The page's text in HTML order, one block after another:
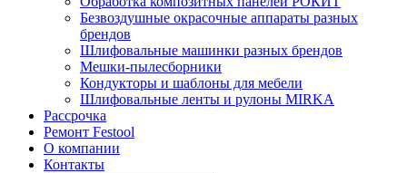
Безвоздушные окрасочные аппараты разных
брендов
Шлифовальные машинки разных брендов
Мешки-пылесборники
Кондукторы и шаблоны для мебели
Шлифовальные ленты и рулоны MIRKA
Рассрочка
Ремонт Festool
О компании
Контакты